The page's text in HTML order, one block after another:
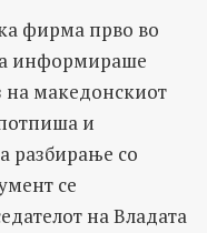
фирма прво во
информираше
на македонскиот
и
разбирање со
се
на Владата